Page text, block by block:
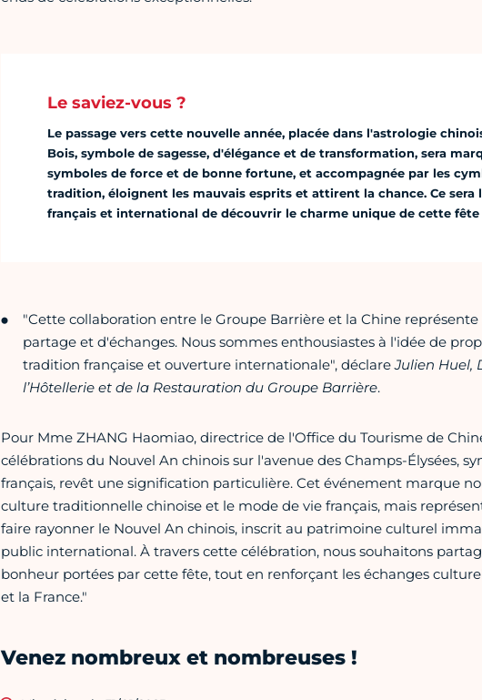
Le saviez-vous ?
Le passage vers cette nouvelle année, placée dans l'astrologie
Bois, symbole de sagesse, d'élégance et de transformation, sera
symboles de force et de bonne fortune, et accompagnée par les
tradition, éloignent les mauvais esprits et attirent la chance. Ce
français et international de découvrir le charme unique de cette
"Cette collaboration entre le Groupe Barrière et la Chine
partage et d'échanges. Nous sommes enthousiastes à l'idée de
tradition française et ouverture internationale", déclareJulien Huel,
l’Hôtellerie et de la Restauration du Groupe Barrière.
Pour Mme ZHANG Haomiao, directrice de l'Office du Tourisme de
célébrations du Nouvel An chinois sur l'avenue des Champs-Élysées,
français, revêt une signification particulière. Cet événement marque
culture traditionnelle chinoise et le mode de vie français, mais
faire rayonner le Nouvel An chinois, inscrit au patrimoine culturel
public international. À travers cette célébration, nous souhaitons
bonheur portées par cette fête, tout en renforçant les échanges
et la France."
Venez nombreux et nombreuses !